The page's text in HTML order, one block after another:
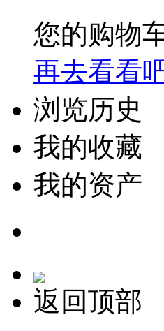
您的购物
再去看看
浏览历史
我的收藏
我的资产
返回顶部